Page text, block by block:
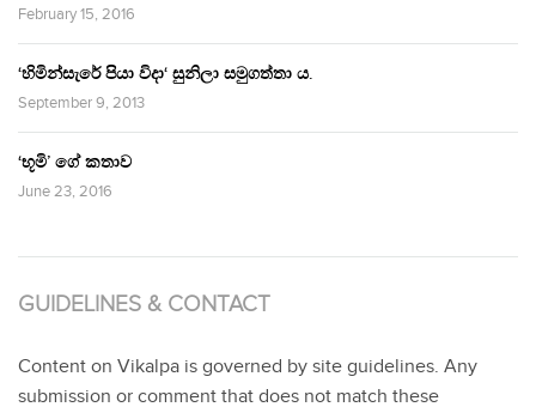
February 15, 2016
‘හිමින්සැරේ පියා විදා‘ සුනිලා සමුගත්තා ය.
September 9, 2013
‘භූමි’ ගේ කතාව
June 23, 2016
GUIDELINES & CONTACT
Content on Vikalpa is governed by site guidelines. Any
submission or comment that does not match these